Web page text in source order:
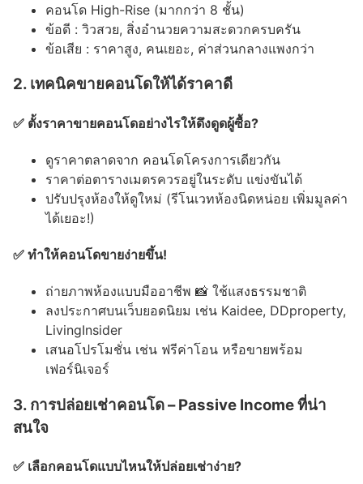
คอนโด High-Rise (มากกว่า 8 ชั้น)
ข้อดี : วิวสวย, สิ่งอำนวยความสะดวกครบครัน
ข้อเสีย : ราคาสูง, คนเยอะ, ค่าส่วนกลางแพงกว่า
2. เทคนิคขายคอนโดให้ได้ราคาดี
✅ ตั้งราคาขายคอนโดอย่างไรให้ดึงดูดผู้ซื้อ?
ดูราคาตลาดจาก คอนโดโครงการเดียวกัน
ราคาต่อตารางเมตรควรอยู่ในระดับ แข่งขันได้
ปรับปรุงห้องให้ดูใหม่ (รีโนเวทห้องนิดหน่อย เพิ่มมูลค่า
ได้เยอะ!)
✅ ทำให้คอนโดขายง่ายขึ้น!
ถ่ายภาพห้องแบบมืออาชีพ 📸 ใช้แสงธรรมชาติ
ลงประกาศบนเว็บยอดนิยม เช่น Kaidee, DDproperty,
LivingInsider
เสนอโปรโมชั่น เช่น ฟรีค่าโอน หรือขายพร้อม
เฟอร์นิเจอร์
3. การปล่อยเช่าคอนโด – Passive Income ที่น่า
สนใจ
✅ เลือกคอนโดแบบไหนให้ปล่อยเช่าง่าย?